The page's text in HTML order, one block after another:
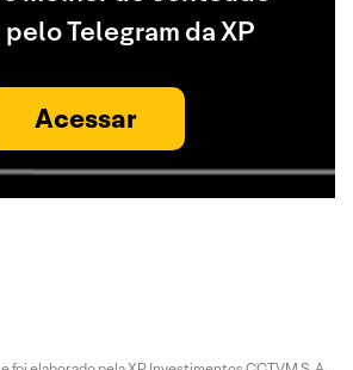
Telegram da XP
Acessar